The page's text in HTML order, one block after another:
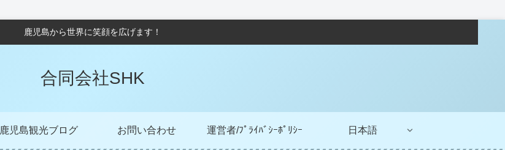
鹿児島から世界に笑顔を広げます！
合同会社SHK
鹿児島観光ブログ お問い合わせ 運営者/ﾌﾟﾗｲﾊﾞｼｰﾎﾟﾘｼｰ 日本語